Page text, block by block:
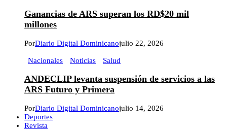
Ganancias de ARS superan los RD$20 mil
millones
PorDiario Digital Dominicanojulio 22, 2026
Nacionales Noticias Salud
ANDECLIP levanta suspensión de servicios a las
ARS Futuro y Primera
PorDiario Digital Dominicanojulio 14, 2026
Deportes
Revista